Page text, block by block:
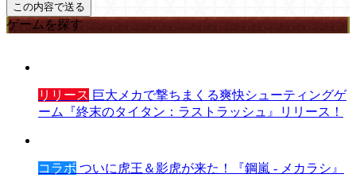
ゲームを探す
リリース 巨大メカで撃ちまくる爽快シューティングゲ
ーム『終末のタイタン：ラストラッシュ』リリース！
コラボ ついに虎王＆影虎が来た！『鋼嵐 - メカラシ』